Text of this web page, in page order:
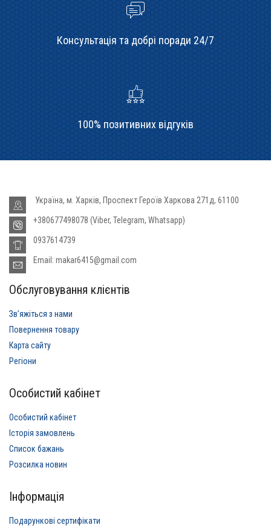
Консультація та добрі поради 24/7
100% позитивних відгуків
Україна, м. Харків, Проспект Героїв Харкова 271д, 61100
+380677498078 (Viber, Telegram, Whatsapp)
0937614739
Email: makar6415@gmail.com
Обслуговування клієнтів
Звʼяжіться з нами
Повернення товару
Карта сайту
Регіони
Особистий кабінет
Особистий кабінет
Історія замовлень
Список бажань
Розсилка новин
Інформація
Подарункові сертифікати